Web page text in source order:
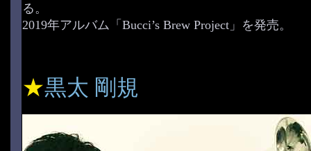
る。
2019年アルバム「Bucci’s Brew Project」を発売。
★黒太 剛規